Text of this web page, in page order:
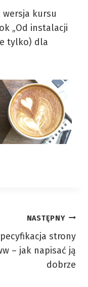
wersja kursu
„Od instalacji
tylko) dla
NASTĘPNY
strony
– jak napisać ją
dobrze